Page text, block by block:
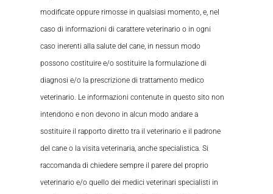
modificate oppure rimosse in qualsiasi momento, e, nel
caso di informazioni di carattere veterinario o in ogni
caso inerenti alla salute del cane, in nessun modo
possono costituire e/o sostituire la formulazione di
diagnosi e/o la prescrizione di trattamento medico
veterinario. Le informazioni contenute in questo sito non
intendono e non devono in alcun modo andare a
sostituire il rapporto diretto tra il veterinario e il padrone
del cane o la visita veterinaria, anche specialistica. Si
raccomanda di chiedere sempre il parere del proprio
veterinario e/o quello dei medici veterinari specialisti in